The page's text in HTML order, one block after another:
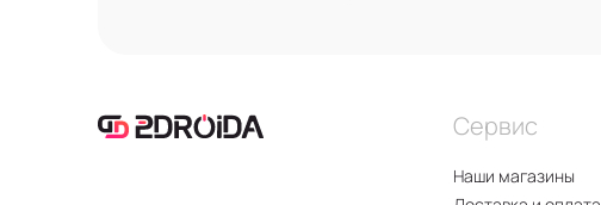
Сервис
Наши магазины